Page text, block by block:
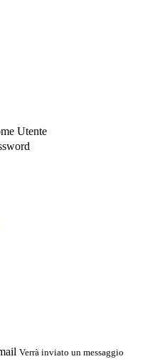
Utente
Verrà inviato un messaggio